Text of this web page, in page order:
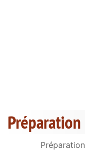
Préparation
Préparation